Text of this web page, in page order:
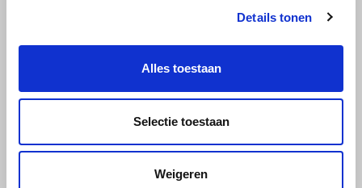
Details tonen
Alles toestaan
Selectie toestaan
Weigeren
Pellini
Piacetto